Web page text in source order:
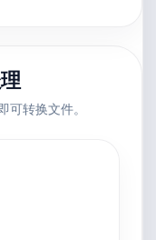
转换文件。